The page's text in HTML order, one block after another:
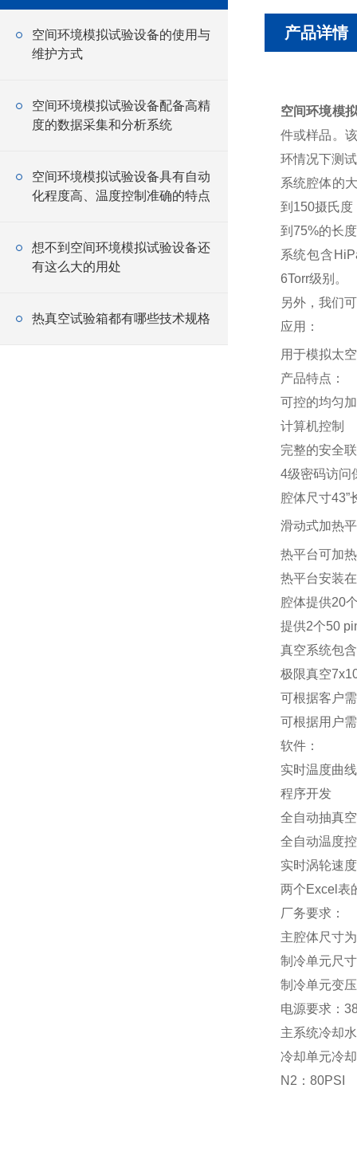
空间环境模拟试验设备的使用与
维护方式
空间环境模拟试验设备配备高精
度的数据采集和分析系统
空间环境模拟试验设备具有自动
化程度高、温度控制准确的特点
想不到空间环境模拟试验设备还
有这么大的用处
热真空试验箱都有哪些技术规格
产品详情
空间环境模
件或样品。
环情况下测
系统腔体的
到150摄氏度
到75%的长
系统包含
6Torr级别。
另外，我们
应用：
用于模拟太
产品特点：
可控的均匀
计算机控制
完整的安全
4级密码访问
腔体尺寸43”
滑动式加热
热平台可加
热平台安装
腔体提供20
提供2个50
真空系统包
极限真空
可根据客户
可根据用户
软件：
实时温度曲线
程序开发
全自动抽真
全自动温度
实时涡轮速
两个Excel表
厂务要求：
主腔体尺寸
制冷单元尺
制冷单元变
电源要求：
主系统冷却
冷却单元冷
N2：80PSI